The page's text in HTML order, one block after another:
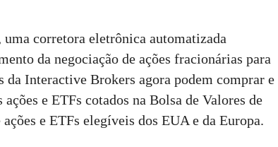
corretora eletrônica automatizada
da negociação de ações fracionárias para
da Interactive Brokers agora podem comprar e
e ETFs cotados na Bolsa de Valores de
e ETFs elegíveis dos EUA e da Europa.